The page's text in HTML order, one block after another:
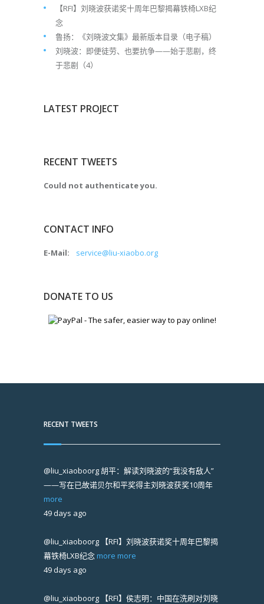
【RFI】刘晓波获诺奖十周年巴黎揭幕铁椅LXB纪
念
鲁扬：《刘晓波文集》最新版本目录（电子稿）
刘晓波：即便徒劳、也要抗争——始于悲剧，终
于悲剧（4）
LATEST PROJECT
RECENT TWEETS
Could not authenticate you.
CONTACT INFO
E-Mail: service@liu-xiaobo.org
DONATE TO US
RECENT TWEETS
@liu_xiaoboorg胡平：解读刘晓波的“我没有敌人”
——写在已故诺贝尔和平奖得主刘晓波获奖10周年
more
49 days ago
@liu_xiaoboorg 【RFI】刘晓波获诺奖十周年巴黎揭
幕铁椅LXB纪念 more more
49 days ago
@liu_xiaoboorg 【RFI】侯志明：中国在洗刷对刘晓